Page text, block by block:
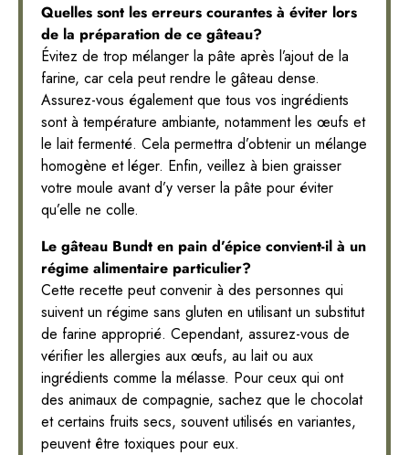
Quelles sont les erreurs courantes à éviter lors
de la préparation de ce gâteau?
Évitez de trop mélanger la pâte après l’ajout de la
farine, car cela peut rendre le gâteau dense.
Assurez-vous également que tous vos ingrédients
sont à température ambiante, notamment les œufs et
le lait fermenté. Cela permettra d’obtenir un mélange
homogène et léger. Enfin, veillez à bien graisser
votre moule avant d’y verser la pâte pour éviter
qu’elle ne colle.
Le gâteau Bundt en pain d’épice convient-il à un
régime alimentaire particulier?
Cette recette peut convenir à des personnes qui
suivent un régime sans gluten en utilisant un substitut
de farine approprié. Cependant, assurez-vous de
vérifier les allergies aux œufs, au lait ou aux
ingrédients comme la mélasse. Pour ceux qui ont
des animaux de compagnie, sachez que le chocolat
et certains fruits secs, souvent utilisés en variantes,
peuvent être toxiques pour eux.